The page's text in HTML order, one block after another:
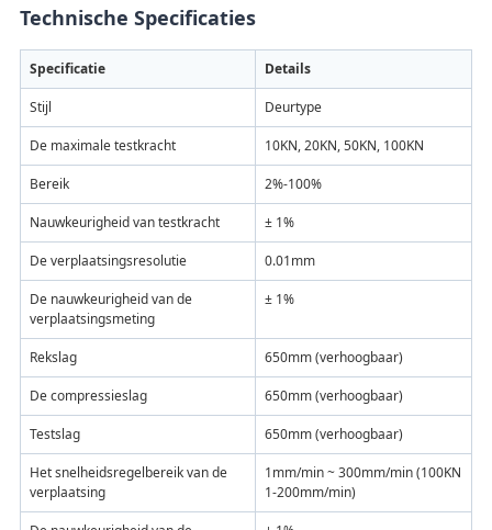
Technische Specificaties
Specificatie Details
Stijl Deurtype
De maximale testkracht 10KN, 20KN, 50KN, 100KN
Bereik 2%-100%
Nauwkeurigheid van testkracht ± 1%
De verplaatsingsresolutie 0.01mm
De nauwkeurigheid van de
verplaatsingsmeting
± 1%
Rekslag 650mm (verhoogbaar)
De compressieslag 650mm (verhoogbaar)
Testslag 650mm (verhoogbaar)
Het snelheidsregelbereik van de
verplaatsing
1mm/min ~ 300mm/min (100KN
1-200mm/min)